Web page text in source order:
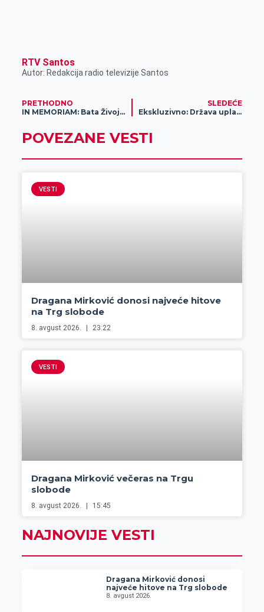
RTV Santos
Autor: Redakcija radio televizije Santos
PRETHODNO
IN MEMORIAM: Bata Živojinović za TV Santos
SLEDEĆE
Ekskluzivno: Država uplatila milione za socijalni program „Agroživa“
POVEZANE VESTI
VESTI
Dragana Mirković donosi najveće hitove
na Trg slobode
8. avgust 2026. 23:22
VESTI
Dragana Mirković večeras na Trgu
slobode
8. avgust 2026. 15:45
NAJNOVIJE VESTI
Dragana Mirković donosi
najveće hitove na Trg slobode
8. avgust 2026.